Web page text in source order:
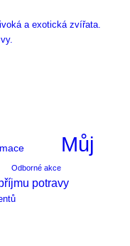
a exotická zvířata.
Můj
Odborné akce
potravy